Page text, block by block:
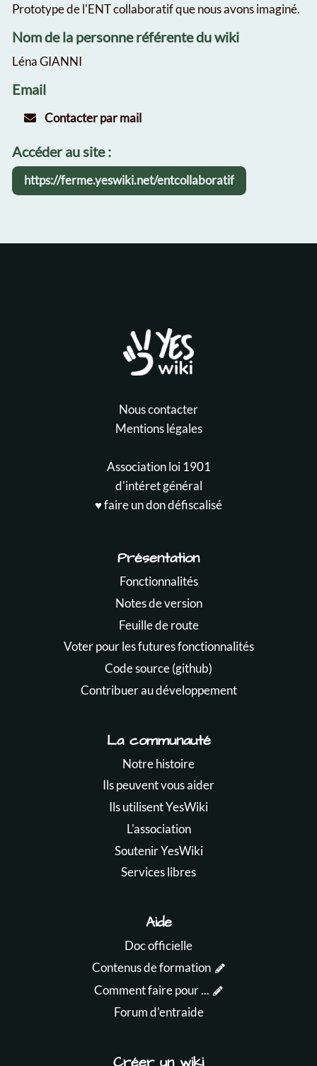
Prototype de l'ENT collaboratif que nous avons imaginé.
Nom de la personne référente du wiki
Léna GIANNI
Email
Contacter par mail
Accéder au site :
https://ferme.yeswiki.net/entcollaboratif
Nous contacter
Mentions légales
Association loi 1901
d'intéret général
♥️ faire un don défiscalisé
Présentation
Fonctionnalités
Notes de version
Feuille de route
Voter pour les futures fonctionnalités
Code source (github)
Contribuer au développement
La communauté
Notre histoire
Ils peuvent vous aider
Ils utilisent YesWiki
L'association
Soutenir YesWiki
Services libres
Aide
Doc officielle
Contenus de formation
Comment faire pour ...
Forum d'entraide